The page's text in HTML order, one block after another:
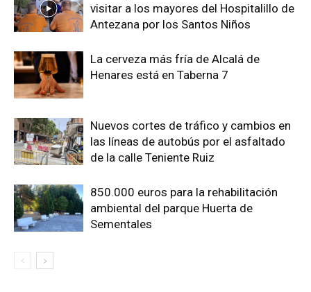
visitar a los mayores del Hospitalillo de
Antezana por los Santos Niños
La cerveza más fría de Alcalá de
Henares está en Taberna 7
Nuevos cortes de tráfico y cambios en
las líneas de autobús por el asfaltado
de la calle Teniente Ruiz
850.000 euros para la rehabilitación
ambiental del parque Huerta de
Sementales